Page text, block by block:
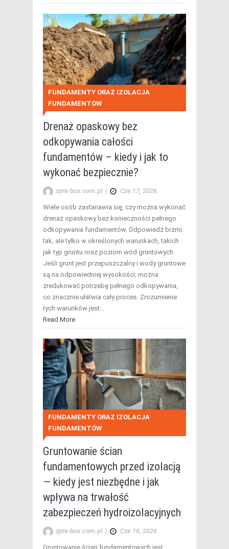
FUNDAMENTY ORAZ IZOLACJA
FUNDAMENTÓW
Drenaż opaskowy bez
odkopywania całości
fundamentów – kiedy i jak to
wykonać bezpiecznie?
zpre-box.com.pl | Cze 17, 2026
Wiele osób zastanawia się, czy można wykonać
drenaż opaskowy bez konieczności pełnego
odkopywania fundamentów. Odpowiedź brzmi:
tak, ale tylko w określonych warunkach, takich
jak typ gruntu oraz poziom wód gruntowych.
Jeśli grunt jest przepuszczalny i wody gruntowe
są na odpowiedniej wysokości, można
zredukować potrzebę pełnego odkopywania,
co znacznie ułatwia cały proces. Zrozumienie
tych warunków jest…
Read More
FUNDAMENTY ORAZ IZOLACJA
FUNDAMENTÓW
Gruntowanie ścian
fundamentowych przed izolacją
— kiedy jest niezbędne i jak
wpływa na trwałość
zabezpieczeń hydroizolacyjnych
zpre-box.com.pl | Cze 16, 2026
Gruntowanie ścian fundamentowych jest